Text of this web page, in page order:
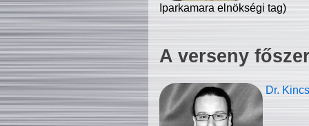
Iparkamara elnökségi tag)
A verseny
Dr.